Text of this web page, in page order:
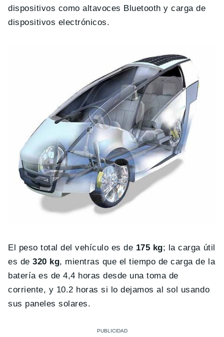
dispositivos como altavoces Bluetooth y carga de
dispositivos electrónicos.
El peso total del vehículo es de 175 kg; la carga útil
es de 320 kg, mientras que el tiempo de carga de la
batería es de 4,4 horas desde una toma de
corriente, y 10.2 horas si lo dejamos al sol usando
sus paneles solares.